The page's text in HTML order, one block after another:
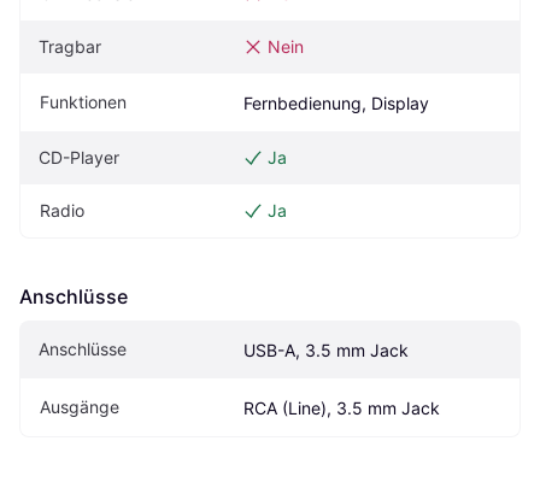
Tragbar Nein
Funktionen Fernbedienung, Display
CD-Player Ja
Radio Ja
Anschlüsse
Anschlüsse USB-A, 3.5 mm Jack
Ausgänge RCA (Line), 3.5 mm Jack